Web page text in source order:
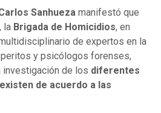
Sanhueza manifestó que
la Brigada de Homicidios, en
de expertos en la
y psicólogos forenses,
investigación de los diferentes
de acuerdo a las